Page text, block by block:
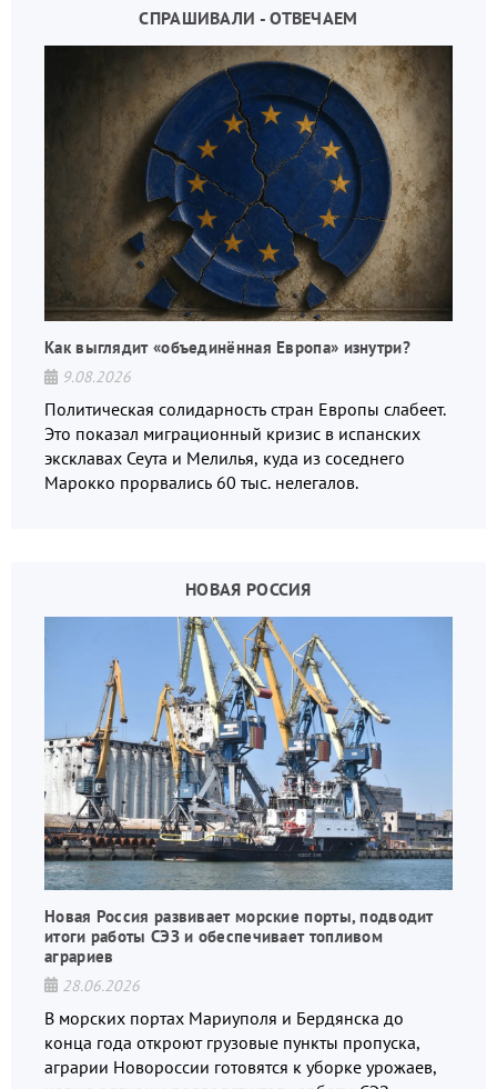
СПРАШИВАЛИ - ОТВЕЧАЕМ
Как выглядит «объединённая Европа» изнутри?
9.08.2026
Политическая солидарность стран Европы слабеет.
Это показал миграционный кризис в испанских
эксклавах Сеута и Мелилья, куда из соседнего
Марокко прорвались 60 тыс. нелегалов.
НОВАЯ РОССИЯ
Новая Россия развивает морские порты, подводит
итоги работы СЭЗ и обеспечивает топливом
аграриев
28.06.2026
В морских портах Мариуполя и Бердянска до
конца года откроют грузовые пункты пропуска,
аграрии Новороссии готовятся к уборке урожаев,